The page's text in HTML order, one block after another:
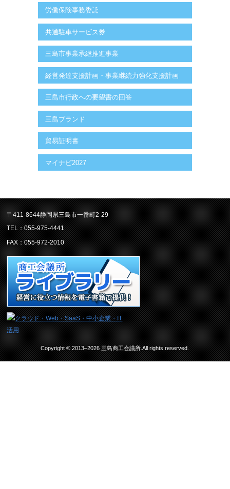
労働保険事務委託
共通駐車サービス券
三島市事業承継推進事業
経営発達支援計画・事業継続力強化支援計画
三島市行政への要望書の回答
三島ブランド
貿易証明書
マイナビ2027
〒411-8644静岡県三島市一番町2-29
TEL：055-975-4441
FAX：055-972-2010
Copyright © 2013–2026 三島商工会議所.All rights reserved.